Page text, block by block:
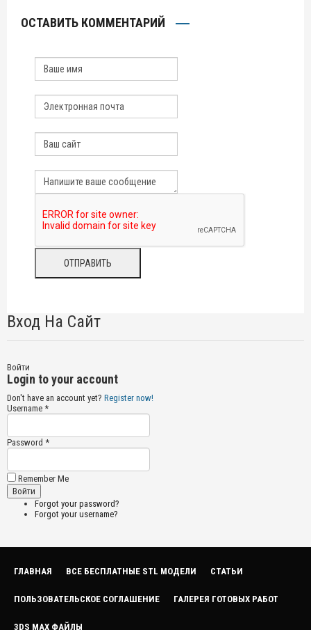
ОСТАВИТЬ КОММЕНТАРИЙ
Вход На Сайт
Войти
Login to your account
Don't have an account yet? Register now!
Username *
Password *
Remember Me
Forgot your password?
Forgot your username?
ГЛАВНАЯ ВСЕ БЕСПЛАТНЫЕ STL МОДЕЛИ СТАТЬИ
ПОЛЬЗОВАТЕЛЬСКОЕ СОГЛАШЕНИЕ ГАЛЕРЕЯ ГОТОВЫХ РАБОТ
3DS MAX ФАЙЛЫ